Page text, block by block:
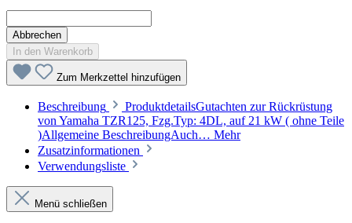
Abbrechen
In den Warenkorb
Zum Merkzettel hinzufügen
Beschreibung
ProduktdetailsGutachten zur Rückrüstung
von Yamaha TZR125, Fzg.Typ: 4DL, auf 21 kW ( ohne Teile
)Allgemeine BeschreibungAuch… Mehr
Zusatzinformationen
Verwendungsliste
Menü schließen